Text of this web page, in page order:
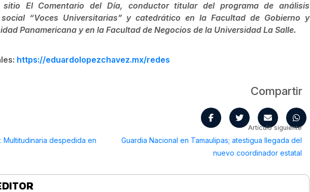
El Comentario del Día, conductor titular del programa de análisis
“Voces Universitarias” y catedrático en la Facultad de Gobierno y
Panamericana y en la Facultad de Negocios de la Universidad La Salle.
https://eduardolopezchavez.mx/redes
Compartir
Multitudinaria despedida en
Artículo siguiente
Guardia Nacional en Tamaulipas; atestigua llegada del
nuevo coordinador estatal